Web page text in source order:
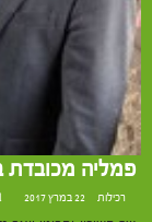
פמליה מכובדת
רכילות 22 במרץ 2017 at 8:41